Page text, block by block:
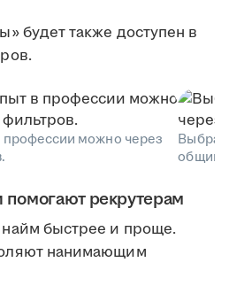
будет также доступен в
можно через
общий
рекрутерам
быстрее и проще.
нанимающим